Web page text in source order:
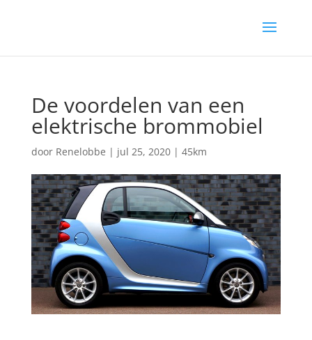
De voordelen van een
elektrische brommobiel
door Renelobbe | jul 25, 2020| 45km